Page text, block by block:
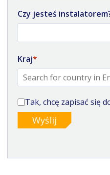
Czy jesteś
Kraj
Tak, chcę zapisać się
Wyślij